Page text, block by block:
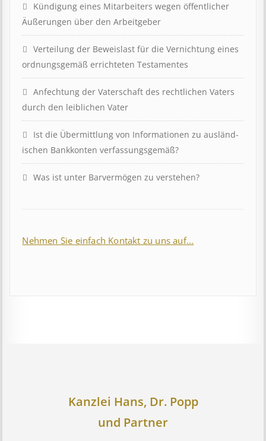
Kündigung eines Mit­ar­beit­ers wegen öffent­lich­er
Äuß­er­ung­en über den Ar­beit­geber
Ver­teil­ung der Be­weis­last für die Ver­nicht­ung eines
ord­nungs­ge­mäß er­richt­et­en Test­ament­es
Anfechtung der Vaterschaft des rechtlichen Vaters
durch den leiblichen Vater
Ist die Über­mitt­lung von In­for­mat­ion­en zu aus­länd­
isch­en Bank­kont­en ver­fass­ungs­ge­mäß?
Was ist unter Barvermögen zu verstehen?
Nehmen Sie einfach Kontakt zu uns auf...
Kanzlei Hans, Dr. Popp
und Partner